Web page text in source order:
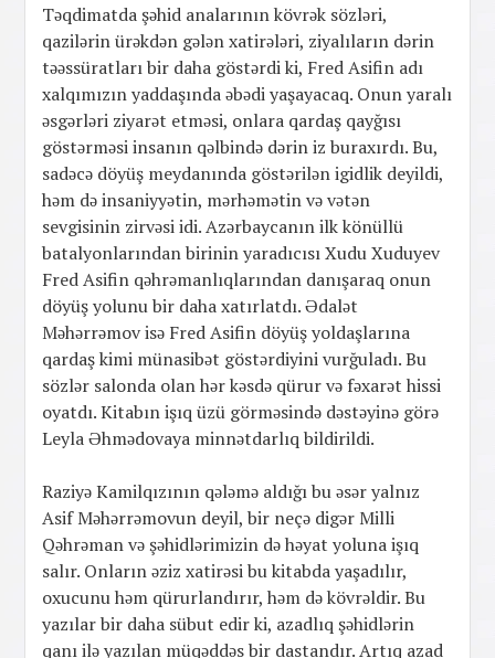
Təqdimatda şəhid analarının kövrək sözləri,
qazilərin ürəkdən gələn xatirələri, ziyalıların dərin
təəssüratları bir daha göstərdi ki, Fred Asifin adı
xalqımızın yaddaşında əbədi yaşayacaq. Onun yaralı
əsgərləri ziyarət etməsi, onlara qardaş qayğısı
göstərməsi insanın qəlbində dərin iz buraxırdı. Bu,
sadəcə döyüş meydanında göstərilən igidlik deyildi,
həm də insaniyyətin, mərhəmətin və vətən
sevgisinin zirvəsi idi. Azərbaycanın ilk könüllü
batalyonlarından birinin yaradıcısı Xudu Xuduyev
Fred Asifin qəhrəmanlıqlarından danışaraq onun
döyüş yolunu bir daha xatırlatdı. Ədalət
Məhərrəmov isə Fred Asifin döyüş yoldaşlarına
qardaş kimi münasibət göstərdiyini vurğuladı. Bu
sözlər salonda olan hər kəsdə qürur və fəxarət hissi
oyatdı. Kitabın işıq üzü görməsində dəstəyinə görə
Leyla Əhmədovaya minnətdarlıq bildirildi.
Raziyə Kamilqızının qələmə aldığı bu əsər yalnız
Asif Məhərrəmovun deyil, bir neçə digər Milli
Qəhrəman və şəhidlərimizin də həyat yoluna işıq
salır. Onların əziz xatirəsi bu kitabda yaşadılır,
oxucunu həm qürurlandırır, həm də kövrəldir. Bu
yazılar bir daha sübut edir ki, azadlıq şəhidlərin
qanı ilə yazılan müqəddəs bir dastandır. Artıq azad